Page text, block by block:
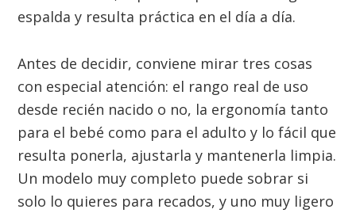
espalda y resulta práctica en el día a día.
Antes de decidir, conviene mirar tres cosas
con especial atención: el rango real de uso
desde recién nacido o no, la ergonomía tanto
para el bebé como para el adulto y lo fácil que
resulta ponerla, ajustarla y mantenerla limpia.
Un modelo muy completo puede sobrar si
solo lo quieres para recados, y uno muy ligero